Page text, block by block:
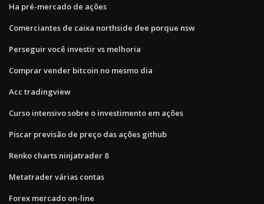
Ha pré-mercado de ações
Comerciantes de caixa northside dee porque nsw
Perseguir você investir vs melhoria
Comprar vender bitcoin no mesmo dia
Acc tradingview
Curso intensivo sobre o investimento em ações
Piscar previsão de preço das ações github
Renko charts ninjatrader 8
Metatrader várias contas
Forex mercado on-line